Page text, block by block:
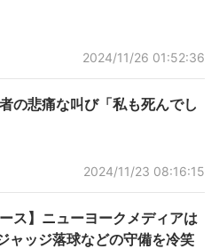
2024/11/26 01:52:36
の悲痛な叫び「私も死んでし
2024/11/23 08:16:15
ス】ニューヨークメディアは
ッジ落球などの守備を冷笑